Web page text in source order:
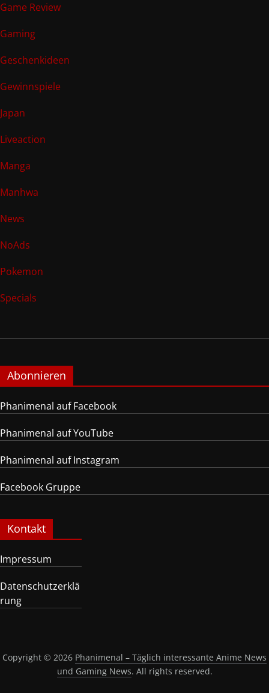
Game Review
Gaming
Geschenkideen
Gewinnspiele
Japan
Liveaction
Manga
Manhwa
News
NoAds
Pokemon
Specials
Abonnieren
Phanimenal auf Facebook
Phanimenal auf YouTube
Phanimenal auf Instagram
Facebook Gruppe
Kontakt
Impressum
Datenschutzerklä
rung
Copyright © 2026 Phanimenal – Täglich interessante Anime News
und Gaming News. All rights reserved.